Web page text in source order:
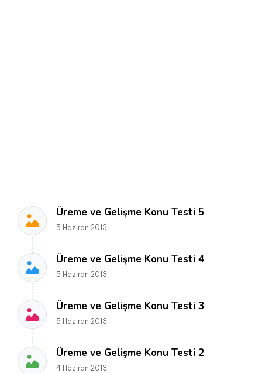
Üreme ve Gelişme Konu Testi 5
5 Haziran 2013
Üreme ve Gelişme Konu Testi 4
5 Haziran 2013
Üreme ve Gelişme Konu Testi 3
5 Haziran 2013
Üreme ve Gelişme Konu Testi 2
4 Haziran 2013